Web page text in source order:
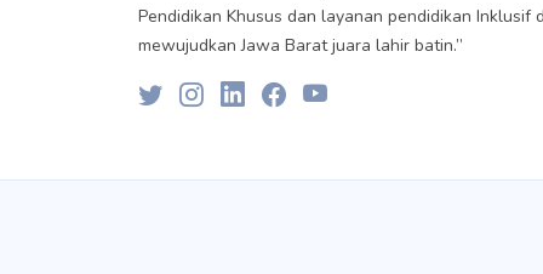
Pendidikan Khusus dan layanan pendidikan Inklusif
mewujudkan Jawa Barat juara lahir batin.”